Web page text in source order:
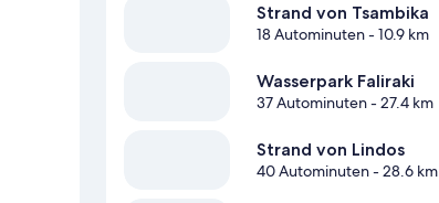
Strand von Tsambika
18 Autominuten- 10.9 km
Wasserpark Faliraki
37 Autominuten- 27.4 km
Strand von Lindos
40 Autominuten- 28.6 km